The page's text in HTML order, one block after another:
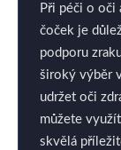
Při péči o oči
čoček je
podporu
široký výběr
udržet oči
můžete
skvělá